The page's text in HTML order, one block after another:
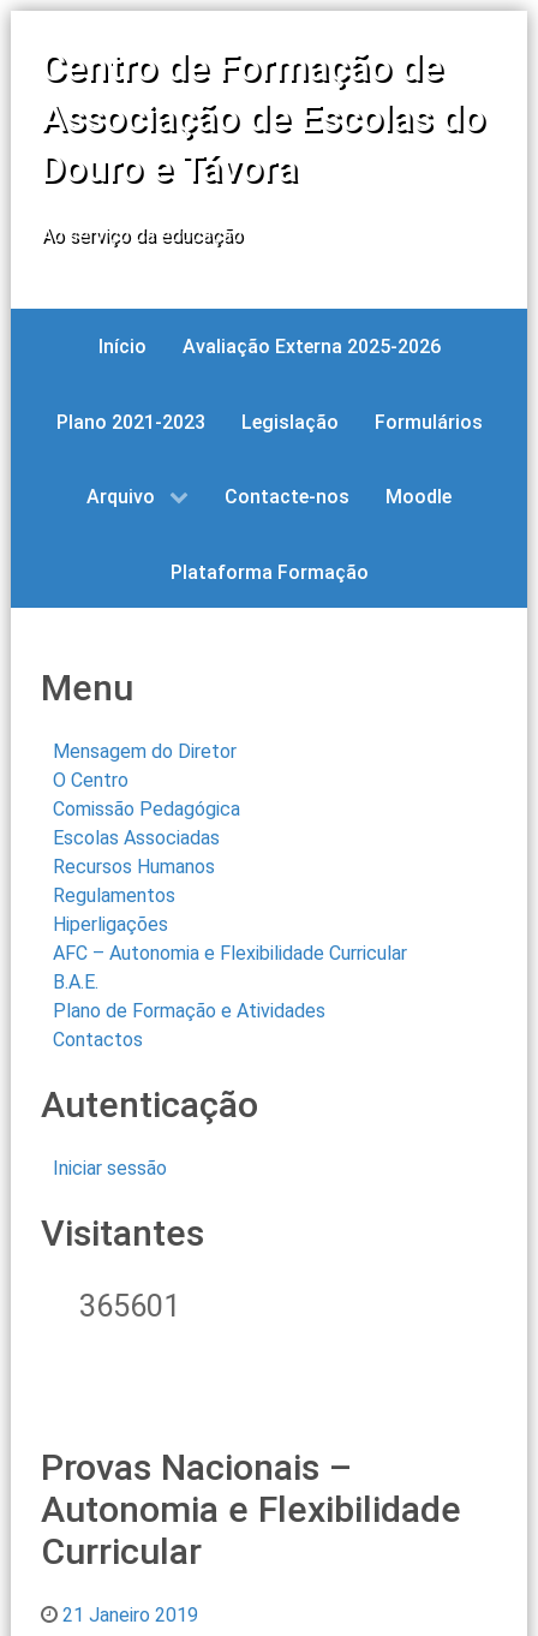
Centro de Formação de
Associação de Escolas do
Douro e Távora
Ao serviço da educação
Início Avaliação Externa 2025-2026
Plano 2021-2023 Legislação Formulários
Arquivo Contacte-nos Moodle
Plataforma Formação
Menu
Mensagem do Diretor
O Centro
Comissão Pedagógica
Escolas Associadas
Recursos Humanos
Regulamentos
Hiperligações
AFC – Autonomia e Flexibilidade Curricular
B.A.E.
Plano de Formação e Atividades
Contactos
Autenticação
Iniciar sessão
Visitantes
365601
Provas Nacionais –
Autonomia e Flexibilidade
Curricular
21 Janeiro 2019